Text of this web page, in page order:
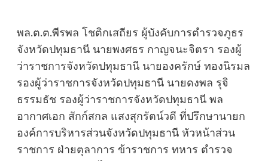
พล.ต.ต.พีรพล โชติกเสถียร ผู้บังคับการตำรวจภูธร
จังหวัดปทุมธานี นายพงศธร กาญจนะจิตรา รองผู้
ว่าราชการจังหวัดปทุมธานี นายองครักษ์ ทองนิรมล
รองผู้ว่าราชการจังหวัดปทุมธานี นายดงพล รุจิ
ธรรมธัช รองผู้ว่าราชการจังหวัดปทุมธานี พล
อากาศเอก สักก์สกล แสงสุกรัตน์วดี ที่ปรึกษานายก
องค์การบริหารส่วนจังหวัดปทุมธานี หัวหน้าส่วน
ราชการ ฝ่ายตุลาการ ข้าราชการ ทหาร ตำรวจ